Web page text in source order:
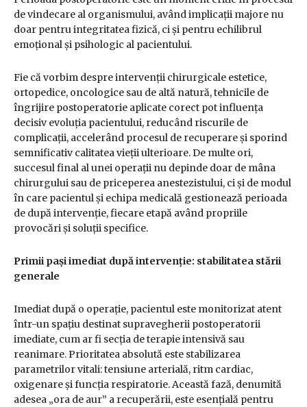
de vindecare al organismului, având implicații majore nu
doar pentru integritatea fizică, ci și pentru echilibrul
emoțional și psihologic al pacientului.
Fie că vorbim despre intervenții chirurgicale estetice,
ortopedice, oncologice sau de altă natură, tehnicile de
îngrijire postoperatorie aplicate corect pot influența
decisiv evoluția pacientului, reducând riscurile de
complicații, accelerând procesul de recuperare și sporind
semnificativ calitatea vieții ulterioare. De multe ori,
succesul final al unei operații nu depinde doar de mâna
chirurgului sau de priceperea anestezistului, ci și de modul
în care pacientul și echipa medicală gestionează perioada
de după intervenție, fiecare etapă având propriile
provocări și soluții specifice.
Primii pași imediat după intervenție: stabilitatea stării
generale
Imediat după o operație, pacientul este monitorizat atent
într-un spațiu destinat supravegherii postoperatorii
imediate, cum ar fi secția de terapie intensivă sau
reanimare. Prioritatea absolută este stabilizarea
parametrilor vitali: tensiune arterială, ritm cardiac,
oxigenare și funcția respiratorie. Această fază, denumită
adesea „ora de aur” a recuperării, este esențială pentru